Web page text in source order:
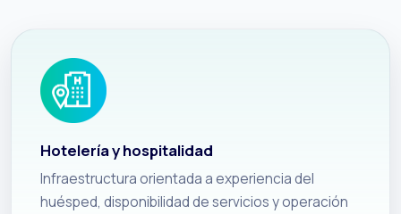
Hotelería y hospitalidad
Infraestructura orientada a experiencia del
huésped, disponibilidad de servicios y operación